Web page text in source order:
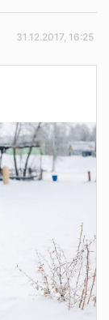
31.12.2017, 16:25